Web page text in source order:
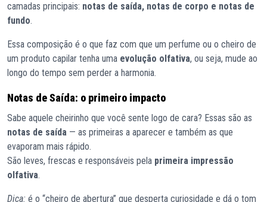
camadas principais: notas de saída, notas de corpo e notas de
fundo.
Essa composição é o que faz com que um perfume ou o cheiro de
um produto capilar tenha uma evolução olfativa, ou seja, mude ao
longo do tempo sem perder a harmonia.
Notas de Saída: o primeiro impacto
Sabe aquele cheirinho que você sente logo de cara? Essas são as
notas de saída — as primeiras a aparecer e também as que
evaporam mais rápido.
São leves, frescas e responsáveis pela primeira impressão
olfativa.
Dica: é o “cheiro de abertura” que desperta curiosidade e dá o tom